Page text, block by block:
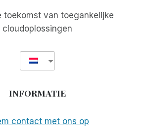
toekomst van toegankelijke
cloudoplossingen
INFORMATIE
contact met ons op